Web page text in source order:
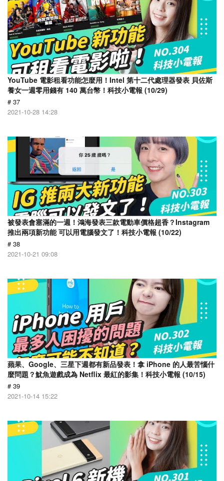
YouTube 電影租看功能怎麼用！Intel 第十二代處理器發表 貝佐斯
養女一週零用錢有 140 萬台幣！科技小電報 (10/29)
# 37
2021-10-28 14:28
被發表會塞滿的一週！鴻海發表三款電動車價格超香？Instagram
推出兩項新功能 可以用電腦發文了！科技小電報 (10/22)
# 38
2021-10-21 09:08
蘋果、Google、三星下週都有新品發表！拿 iPhone 的人最苦惱什
麼問題？魷魚遊戲成為 Netflix 最紅的影集！科技小電報 (10/15)
# 39
2021-10-14 15:22